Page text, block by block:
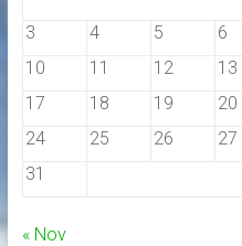
3
4 5 6
10
11 12 13
17
18 19 20
24
25 26 27
31
« Nov